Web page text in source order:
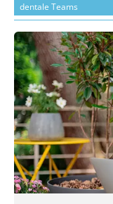
dentale Teams